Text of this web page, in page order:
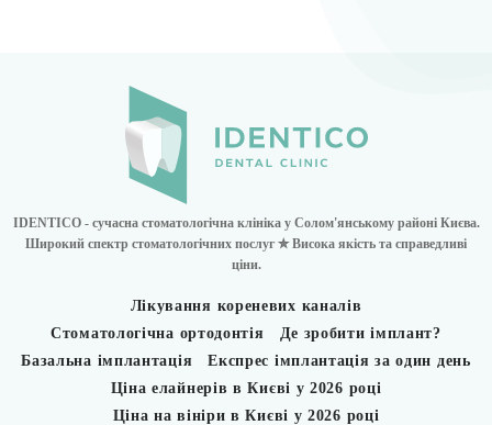
IDENTICO - сучасна стоматологічна клініка у Солом'янському районі Києва.
Широкий спектр стоматологічних послуг ✮ Висока якість та справедливі
ціни.
Лікування кореневих каналів
Стоматологічна ортодонтія
Де зробити імплант?
Базальна імплантація
Експрес імплантація за один день
Ціна елайнерів в Києві у 2026 році
Ціна на вініри в Києві у 2026 році